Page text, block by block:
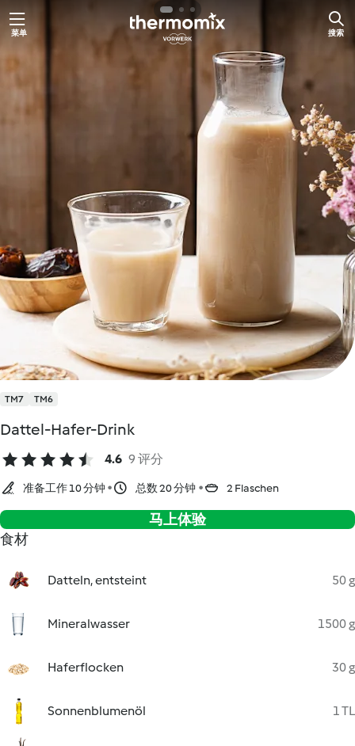
跳
内
容
菜单 搜索
TM7 TM6
Dattel-Hafer-Drink
4.6 9 评分
准备工作 10 分钟 总数 20 分钟 2 Flaschen
马上体验
食材
Datteln, entsteint 50 g
Mineralwasser 1500 g
Haferflocken 30 g
Sonnenblumenöl 1 TL